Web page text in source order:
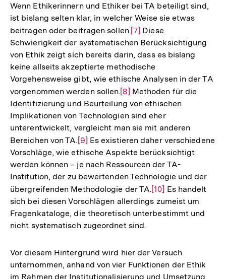
Wenn Ethikerinnern und Ethiker bei TA beteiligt sind,
ist bislang selten klar, in welcher Weise sie etwas
beitragen oder beitragen sollen.Zur
Auflösung
der
Fußnote
[7] Diese
Schwierigkeit der systematischen Berücksichtigung
von Ethik zeigt sich bereits darin, dass es bislang
keine allseits akzeptierte methodische
Vorgehensweise gibt, wie ethische Analysen in der TA
vorgenommen werden sollen.Zur
Auflösung
der
Fußnote
[8] Methoden für die
Identifizierung und Beurteilung von ethischen
Implikationen von Technologien sind eher
unterentwickelt, vergleicht man sie mit anderen
Bereichen von TA. Zur
Auflösung
der
Fußnote
[9] Es existieren daher verschiedene
Vorschläge, wie ethische Aspekte berücksichtigt
werden können – je nach Ressourcen der TA-
Institution, der zu bewertenden Technologie und der
übergreifenden Methodologie der TA.Zur
Auflösung
der
[10] Es handelt
sich bei diesen Vorschlägen allerdings zumeist um
Fragenkataloge, die theoretisch unterbestimmt und
nicht systematisch zugeordnet sind.
Vor diesem Hintergrund wird hier der Versuch
unternommen, anhand von vier Funktionen der Ethik
im Rahmen der Institutionalisierung und Umsetzung